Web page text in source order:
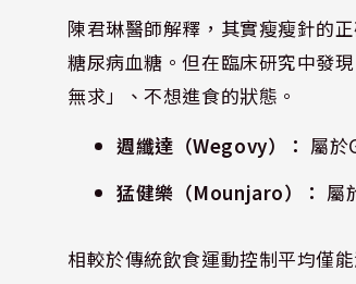
陳君琳醫師解釋，其實瘦瘦針的
糖尿病血糖。但在臨床研究中發
無求」、不想進食的狀態。
週纖達（Wegovy）： 屬於
猛健樂（Mounjaro）： 屬
相較於傳統飲食運動控制平均僅